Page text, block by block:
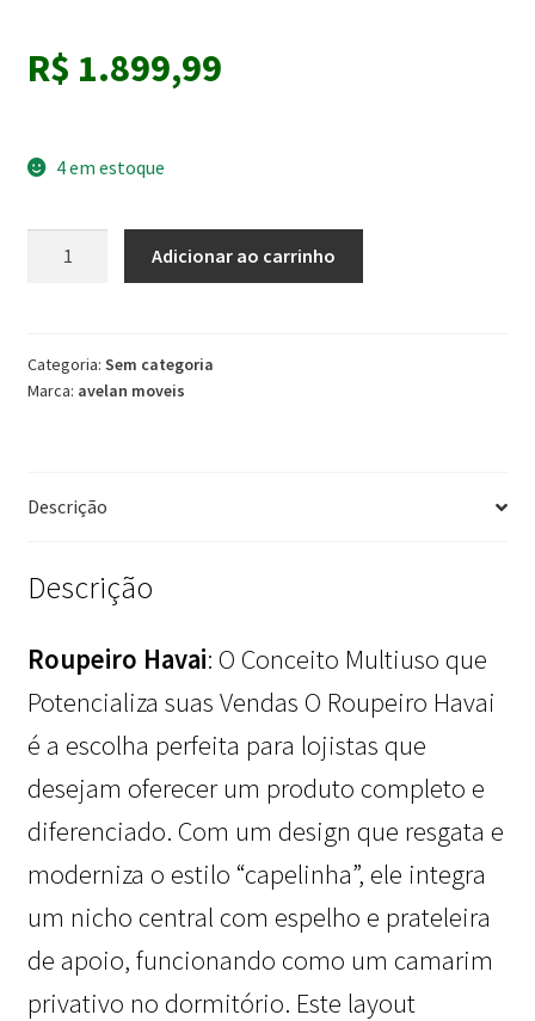
R$ 1.899,99
4 em estoque
Branco
C/
E
Avelan
quantidade
Adicionar ao carrinho
Categoria: Sem categoria
Marca: avelan moveis
Descrição
Descrição
Roupeiro Havai: O Conceito Multiuso que
Potencializa suas Vendas O Roupeiro Havai
é a escolha perfeita para lojistas que
desejam oferecer um produto completo e
diferenciado. Com um design que resgata e
moderniza o estilo “capelinha”, ele integra
um nicho central com espelho e prateleira
de apoio, funcionando como um camarim
privativo no dormitório. Este layout